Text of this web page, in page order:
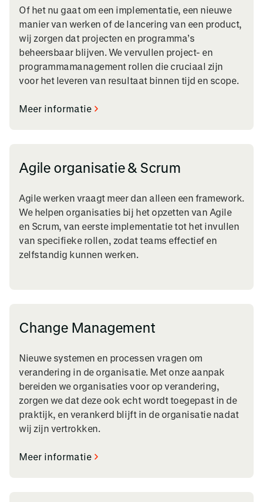
Of het nu gaat om een implementatie, een nieuwe
manier van werken of de lancering van een product,
wij zorgen dat projecten en programma’s
beheersbaar blijven. We vervullen project- en
programmamanagement rollen die cruciaal zijn
voor het leveren van resultaat binnen tijd en scope.
Meer informatie
Agile organisatie & Scrum
Agile werken vraagt meer dan alleen een framework.
We helpen organisaties bij het opzetten van Agile
en Scrum, van eerste implementatie tot het invullen
van specifieke rollen, zodat teams effectief en
zelfstandig kunnen werken.
Change Management
Nieuwe systemen en processen vragen om
verandering in de organisatie. Met onze aanpak
bereiden we organisaties voor op verandering,
zorgen we dat deze ook echt wordt toegepast in de
praktijk, en verankerd blijft in de organisatie nadat
wij zijn vertrokken.
Meer informatie